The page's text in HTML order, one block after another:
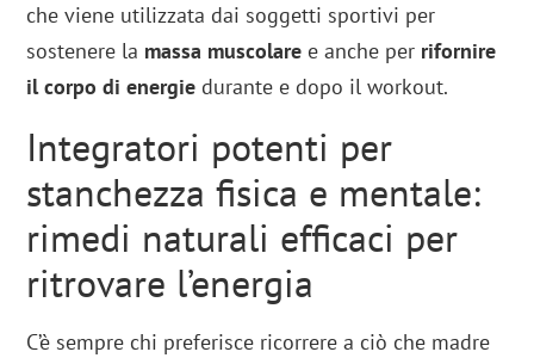
che viene utilizzata dai soggetti sportivi per
sostenere la massa muscolare e anche per rifornire
il corpo di energie durante e dopo il workout.
Integratori potenti per
stanchezza fisica e mentale:
rimedi naturali efficaci per
ritrovare l’energia
C’è sempre chi preferisce ricorrere a ciò che madre